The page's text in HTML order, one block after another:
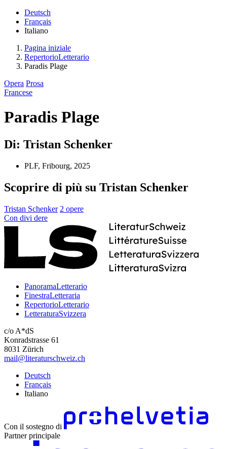
Deutsch
Français
Italiano
Pagina iniziale
RepertorioLetterario
Paradis Plage
Opera Prosa
Francese
Paradis Plage
Di: Tristan Schenker
PLF, Fribourg, 2025
Scoprire di più su Tristan Schenker
Tristan Schenker 2 opere
Con divi dere
PanoramaLetterario
FinestraLetteraria
RepertorioLetterario
LetteraturaSvizzera
c/o A*dS
Konradstrasse 61
8031 Zürich
mail@literaturschweiz.ch
Deutsch
Français
Italiano
Con il sostegno di
Partner principale